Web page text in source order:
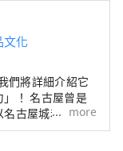
念。將「古老
的感受，傳遞
文化
們將詳細介紹它
屋曾是
古屋城和吉卜力
文化的寶庫，孕
more